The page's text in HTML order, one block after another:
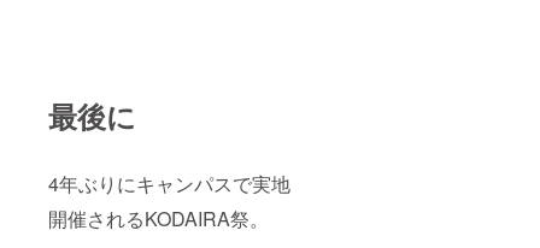
最後に
4年ぶりにキャンパスで実地
開催されるKODAIRA祭。